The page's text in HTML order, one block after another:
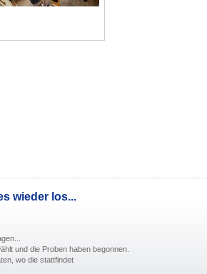
wieder los...
und die Proben haben begonnen.
wo die stattfindet